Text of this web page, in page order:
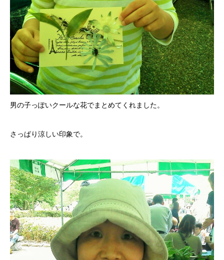
男の子っぽいクールな花でまとめてくれました。
さっぱり涼しい印象で。